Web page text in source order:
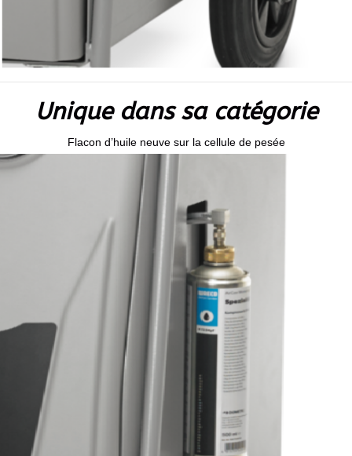
Unique dans sa catégorie
Flacon d’huile neuve sur la cellule de pesée